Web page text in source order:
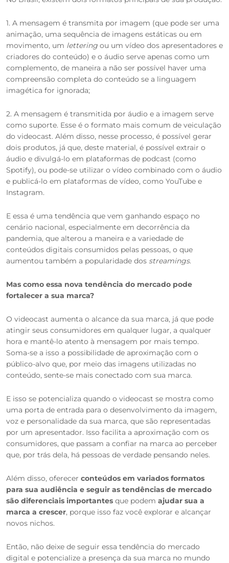
1. A mensagem é transmita por imagem (que pode ser uma
animação, uma sequência de imagens estáticas ou em
movimento, um lettering ou um vídeo dos apresentadores e
criadores do conteúdo) e o áudio serve apenas como um
complemento, de maneira a não ser possível haver uma
compreensão completa do conteúdo se a linguagem
imagética for ignorada;
2. A mensagem é transmitida por áudio e a imagem serve
como suporte. Esse é o formato mais comum de veiculação
do videocast. Além disso, nesse processo, é possível gerar
dois produtos, já que, deste material, é possível extrair o
áudio e divulgá-lo em plataformas de podcast (como
Spotify), ou pode-se utilizar o vídeo combinado com o áudio
e publicá-lo em plataformas de vídeo, como YouTube e
Instagram.
E essa é uma tendência que vem ganhando espaço no
cenário nacional, especialmente em decorrência da
pandemia, que alterou a maneira e a variedade de
conteúdos digitais consumidos pelas pessoas, o que
aumentou também a popularidade dos streamings.
Mas como essa nova tendência do mercado pode
fortalecer a sua marca?
O videocast aumenta o alcance da sua marca, já que pode
atingir seus consumidores em qualquer lugar, a qualquer
hora e mantê-lo atento à mensagem por mais tempo.
Soma-se a isso a possibilidade de aproximação com o
público-alvo que, por meio das imagens utilizadas no
conteúdo, sente-se mais conectado com sua marca.
E isso se potencializa quando o videocast se mostra como
uma porta de entrada para o desenvolvimento da imagem,
voz e personalidade da sua marca, que são representadas
por um apresentador. Isso facilita a aproximação com os
consumidores, que passam a confiar na marca ao perceber
que, por trás dela, há pessoas de verdade pensando neles.
Além disso, oferecer conteúdos em variados formatos
para sua audiência e seguir as tendências de mercado
são diferenciais importantes que podem ajudar sua a
marca a crescer, porque isso faz você explorar e alcançar
novos nichos.
Então, não deixe de seguir essa tendência do mercado
digital e potencialize a presença da sua marca no mundo